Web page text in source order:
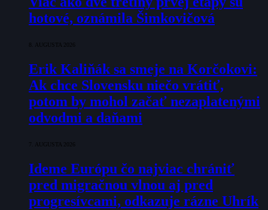
hotové, oznámila Šimkovičová
8. AUGUSTA 2026
Erik Kaliňák sa smeje na Korčokovi:
Ak chce Slovensku niečo vrátiť,
potom by mohol začať nezaplatenými
odvodmi a daňami
7. AUGUSTA 2026
Ideme Európu čo najviac chrániť
pred migračnou vlnou aj pred
progresívcami, odkazuje rázne Uhrík